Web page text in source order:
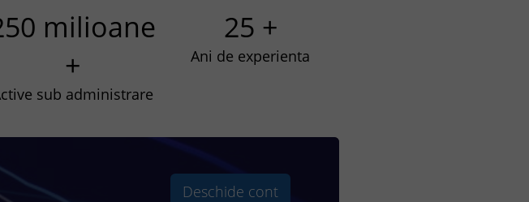
milioane
+
sub administrare
25 +
Ani de experienta
Deschide cont